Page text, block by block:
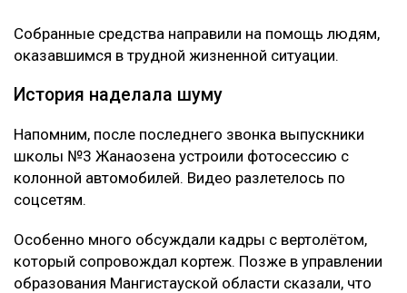
Собранные средства направили на помощь людям,
оказавшимся в трудной жизненной ситуации.
История наделала шуму
Напомним, после последнего звонка выпускники
школы №3 Жанаозена устроили фотосессию с
колонной автомобилей. Видео разлетелось по
соцсетям.
Особенно много обсуждали кадры с вертолётом,
который сопровождал кортеж. Позже в управлении
образования Мангистауской области сказали, что